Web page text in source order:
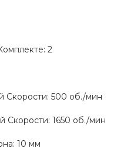
2
Скорости: 500 об./мин
Скорости: 1650 об./мин
10 мм